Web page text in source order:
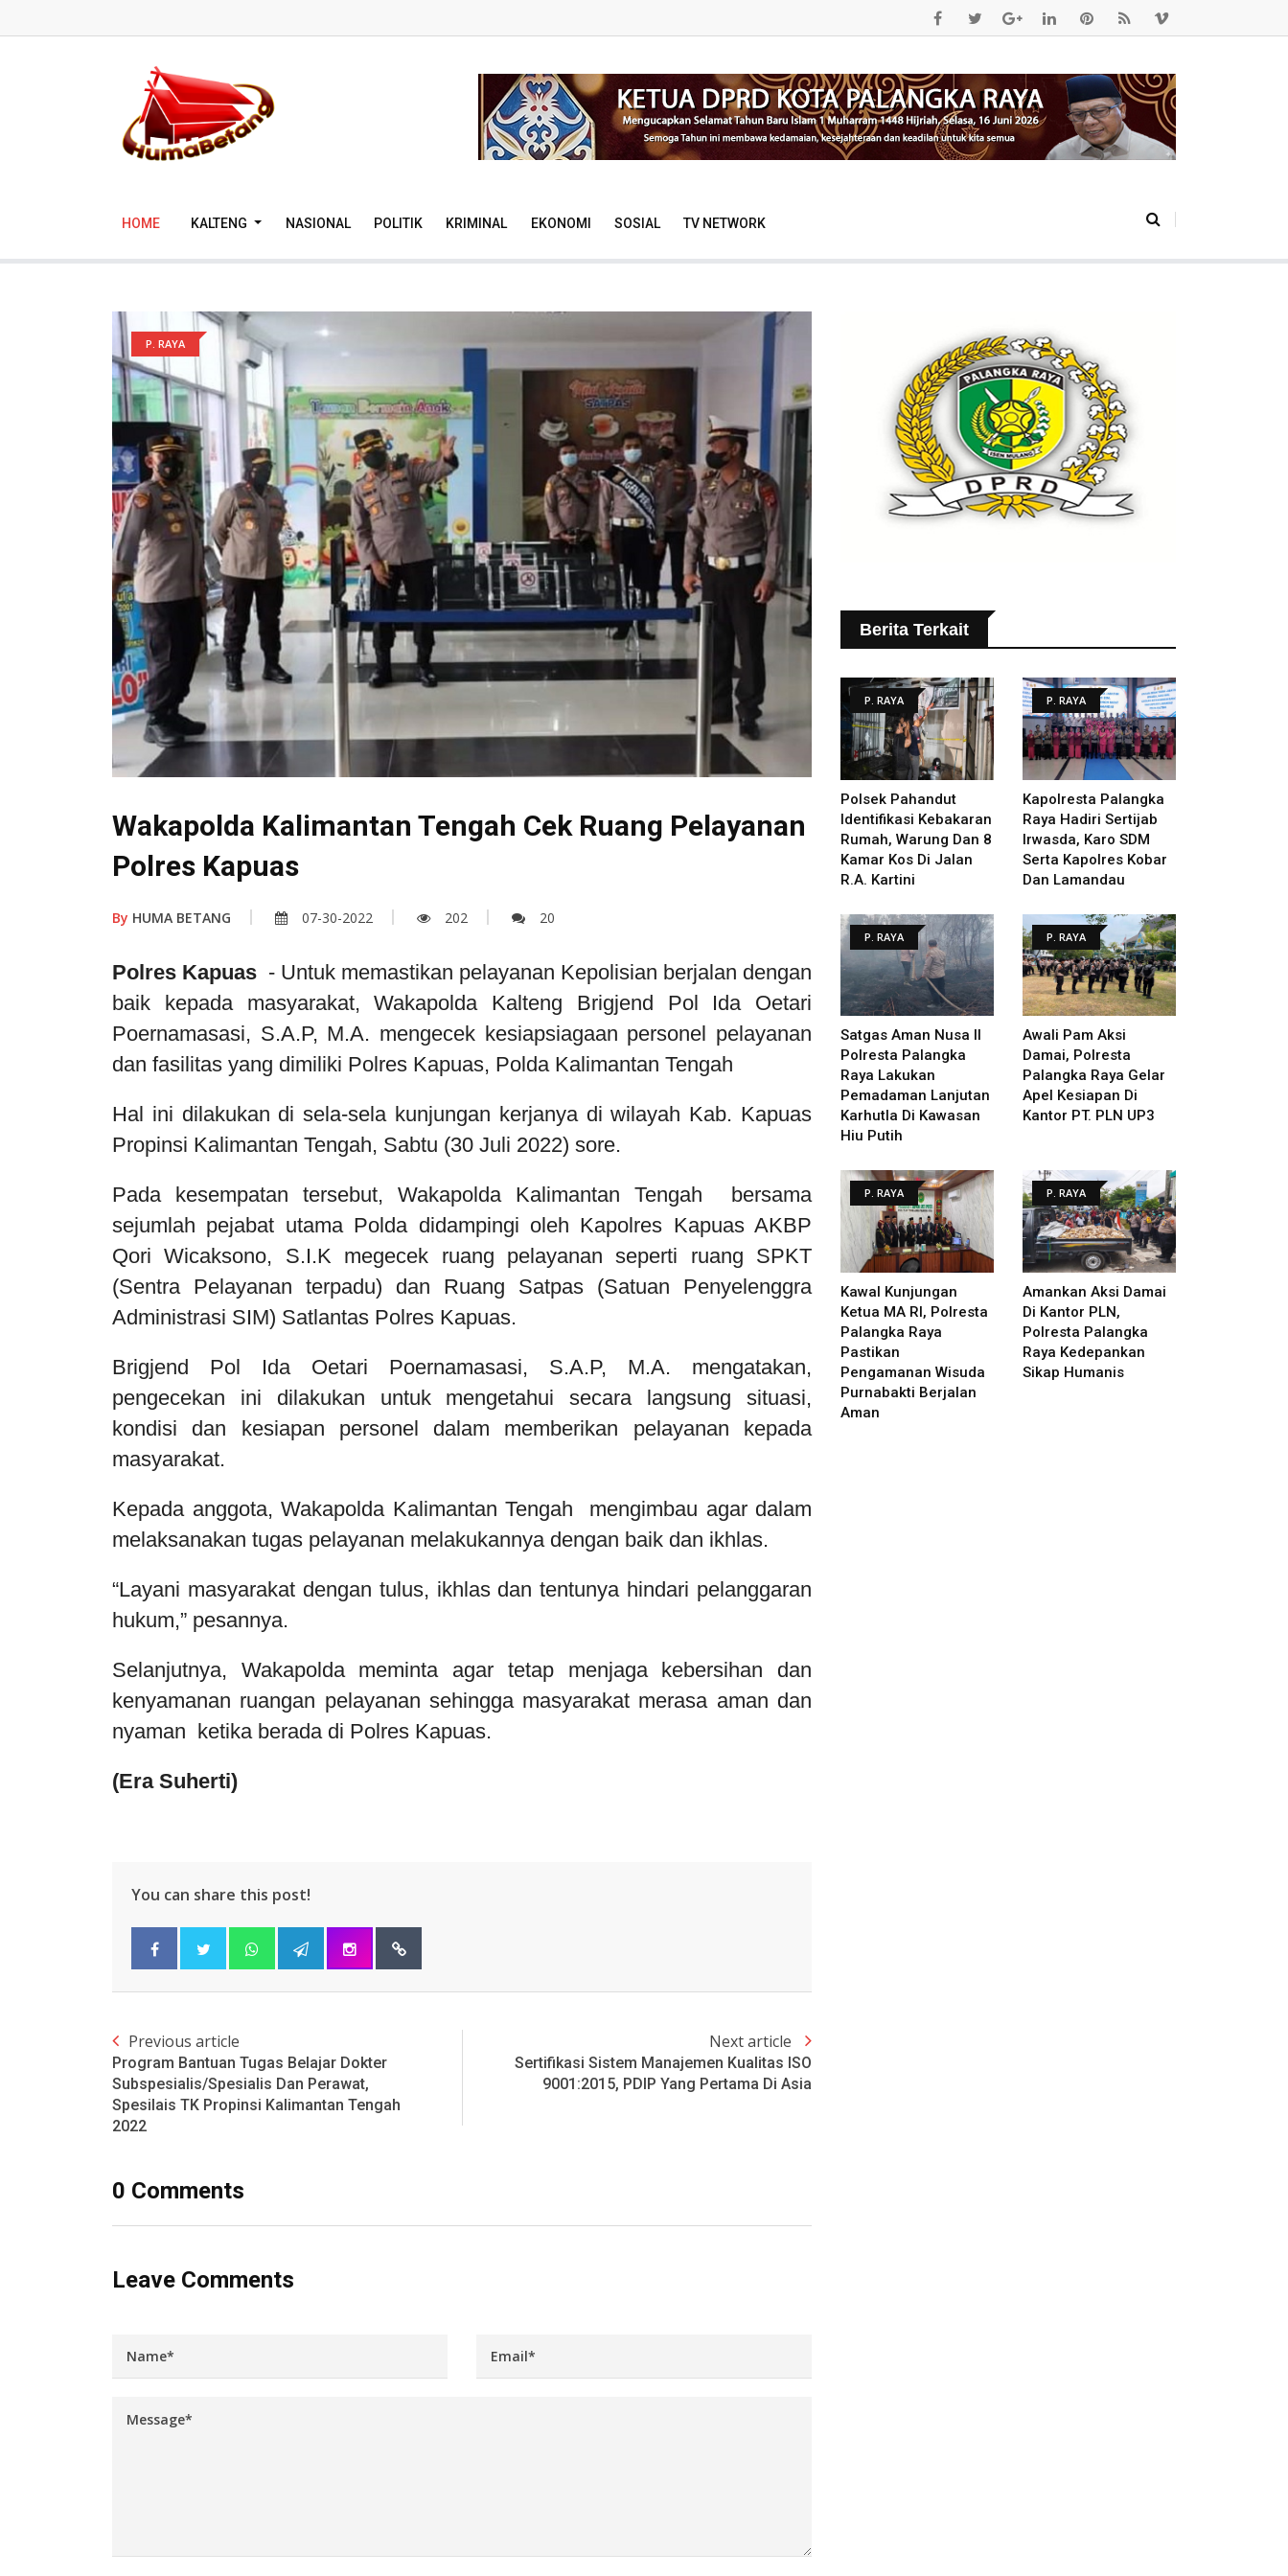
HOME KALTENG NASIONAL POLITIK KRIMINAL EKONOMI SOSIAL TV NETWORK
P. RAYA
Wakapolda Kalimantan Tengah Cek Ruang Pelayanan
Polres Kapuas
By HUMA BETANG 07-30-2022 202 20
Polres Kapuas - Untuk memastikan pelayanan Kepolisian berjalan dengan
baik kepada masyarakat, Wakapolda Kalteng Brigjend Pol Ida Oetari
Poernamasasi, S.A.P, M.A. mengecek kesiapsiagaan personel pelayanan
dan fasilitas yang dimiliki Polres Kapuas, Polda Kalimantan Tengah
Hal ini dilakukan di sela-sela kunjungan kerjanya di wilayah Kab. Kapuas
Propinsi Kalimantan Tengah, Sabtu (30 Juli 2022) sore.
Pada kesempatan tersebut, Wakapolda Kalimantan Tengah bersama
sejumlah pejabat utama Polda didampingi oleh Kapolres Kapuas AKBP
Qori Wicaksono, S.I.K megecek ruang pelayanan seperti ruang SPKT
(Sentra Pelayanan terpadu) dan Ruang Satpas (Satuan Penyelenggra
Administrasi SIM) Satlantas Polres Kapuas.
Brigjend Pol Ida Oetari Poernamasasi, S.A.P, M.A. mengatakan,
pengecekan ini dilakukan untuk mengetahui secara langsung situasi,
kondisi dan kesiapan personel dalam memberikan pelayanan kepada
masyarakat.
Kepada anggota, Wakapolda Kalimantan Tengah mengimbau agar dalam
melaksanakan tugas pelayanan melakukannya dengan baik dan ikhlas.
“Layani masyarakat dengan tulus, ikhlas dan tentunya hindari pelanggaran
hukum,” pesannya.
Selanjutnya, Wakapolda meminta agar tetap menjaga kebersihan dan
kenyamanan ruangan pelayanan sehingga masyarakat merasa aman dan
nyaman ketika berada di Polres Kapuas.
(Era Suherti)
You can share this post!
Previous article
Program Bantuan Tugas Belajar Dokter
Subspesialis/Spesialis Dan Perawat,
Spesilais TK Propinsi Kalimantan Tengah
2022
Next article
Sertifikasi Sistem Manajemen Kualitas ISO
9001:2015, PDIP Yang Pertama Di Asia
0 Comments
Leave Comments
Berita Terkait
P. RAYA
Polsek Pahandut
Identifikasi Kebakaran
Rumah, Warung Dan 8
Kamar Kos Di Jalan
R.A. Kartini
P. RAYA
Kapolresta Palangka
Raya Hadiri Sertijab
Irwasda, Karo SDM
Serta Kapolres Kobar
Dan Lamandau
P. RAYA
Satgas Aman Nusa II
Polresta Palangka
Raya Lakukan
Pemadaman Lanjutan
Karhutla Di Kawasan
Hiu Putih
P. RAYA
Awali Pam Aksi
Damai, Polresta
Palangka Raya Gelar
Apel Kesiapan Di
Kantor PT. PLN UP3
P. RAYA
Kawal Kunjungan
Ketua MA RI, Polresta
Palangka Raya
Pastikan
Pengamanan Wisuda
Purnabakti Berjalan
Aman
P. RAYA
Amankan Aksi Damai
Di Kantor PLN,
Polresta Palangka
Raya Kedepankan
Sikap Humanis